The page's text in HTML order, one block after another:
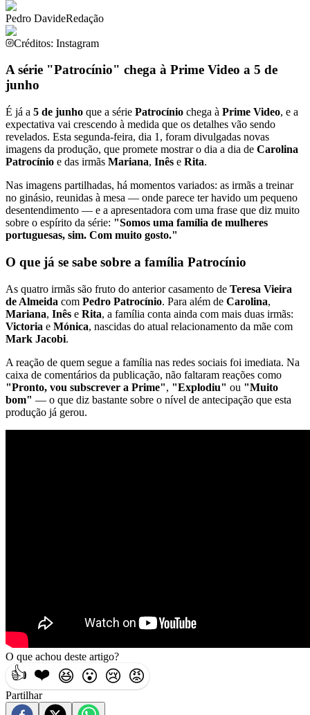
Pedro DavideRedação
Créditos: Instagram
A série "Patrocínio" chega à Prime Video a 5 de
junho
É já a 5 de junho que a série Patrocínio chega à Prime Video, e a
expectativa vai crescendo à medida que os detalhes vão sendo
revelados. Esta segunda-feira, dia 1, foram divulgadas novas
imagens da produção, que promete mostrar o dia a dia de Carolina
Patrocínio e das irmãs Mariana, Inês e Rita.
Nas imagens partilhadas, há momentos variados: as irmãs a treinar
no ginásio, reunidas à mesa — onde parece ter havido um pequeno
desentendimento — e a apresentadora com uma frase que diz muito
sobre o espírito da série: "Somos uma família de mulheres
portuguesas, sim. Com muito gosto."
O que já se sabe sobre a família Patrocínio
As quatro irmãs são fruto do anterior casamento de Teresa Vieira
de Almeida com Pedro Patrocínio. Para além de Carolina,
Mariana, Inês e Rita, a família conta ainda com mais duas irmãs:
Victoria e Mónica, nascidas do atual relacionamento da mãe com
Mark Jacobi.
A reação de quem segue a família nas redes sociais foi imediata. Na
caixa de comentários da publicação, não faltaram reações como
"Pronto, vou subscrever a Prime", "Explodiu" ou "Muito
bom" — o que diz bastante sobre o nível de antecipação que esta
produção já gerou.
O que achou deste artigo?
👍 ❤️ 😆 😮 😢 😡
Partilhar